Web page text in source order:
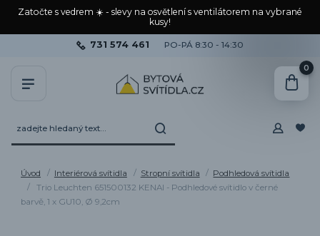
Zatočte s vedrem ☀️ - slevy na osvětlení s ventilátorem na vybrané
kusy!
731 574 461 PO-PÁ 8:30 - 14:30
0
Úvod Interiérová svítidla Stropní svítidla
Podhledová svítidla
Trio Leuchten 651500132 KENAI - Podhledové svítidlo v černé
barvě, 1 x GU10, Ø 9,2cm